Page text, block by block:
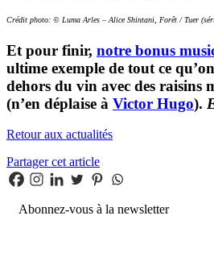
Crédit photo: © Luma Arles – Alice Shintani, Forêt / Tuer
Et pour finir, notre bonus
ultime exemple de tout ce
dehors du vin avec des raisins
(n’en déplaise à Victor Hugo).
Retour aux actualités
Partager cet article
Abonnez-vous à la newsletter